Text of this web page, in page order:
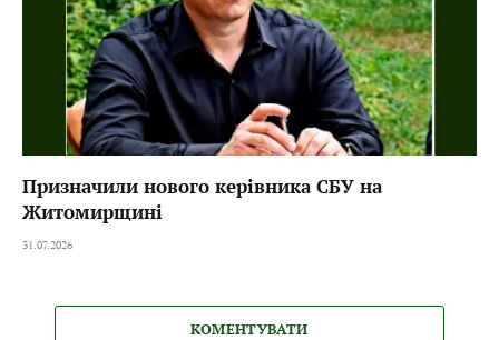
Призначили нового керівника СБУ на
Житомирщині
31.07.2026
КОМЕНТУВАТИ